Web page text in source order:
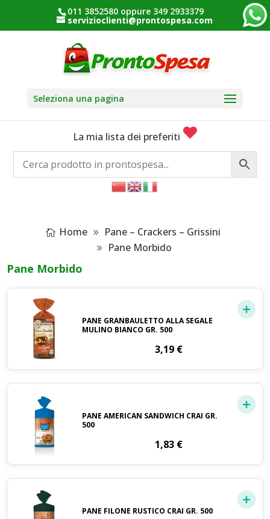
011 3852580 oppure 349 2933379
servizioclienti@prontospesa.com
Seleziona una pagina
La mia lista dei preferiti
Home
Pane – Crackers – Grissini
Pane Morbido
Pane Morbido
PANE GRANBAULETTO ALLA SEGALE
MULINO BIANCO GR. 500
3,19 €
PANE AMERICAN SANDWICH CRAI GR.
500
1,83 €
PANE FILONE RUSTICO CRAI GR. 500